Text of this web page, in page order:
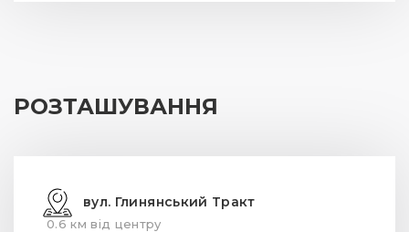
РОЗТАШУВАННЯ
вул. Глинянський Тракт
0.6 км від центру